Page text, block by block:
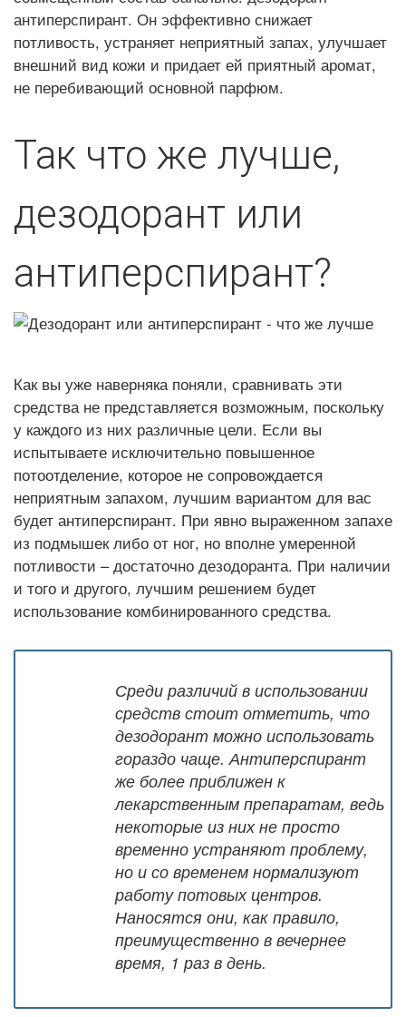
антиперспирант. Он эффективно снижает
потливость, устраняет неприятный запах, улучшает
внешний вид кожи и придает ей приятный аромат,
не перебивающий основной парфюм.
Так что же лучше,
дезодорант или
антиперспирант?
Как вы уже наверняка поняли, сравнивать эти
средства не представляется возможным, поскольку
у каждого из них различные цели. Если вы
испытываете исключительно повышенное
потоотделение, которое не сопровождается
неприятным запахом, лучшим вариантом для вас
будет антиперспирант. При явно выраженном запахе
из подмышек либо от ног, но вполне умеренной
потливости – достаточно дезодоранта. При наличии
и того и другого, лучшим решением будет
использование комбинированного средства.
Среди различий в использовании
средств стоит отметить, что
дезодорант можно использовать
гораздо чаще. Антиперспирант
же более приближен к
лекарственным препаратам, ведь
некоторые из них не просто
временно устраняют проблему,
но и со временем нормализуют
работу потовых центров.
Наносятся они, как правило,
преимущественно в вечернее
время, 1 раз в день.